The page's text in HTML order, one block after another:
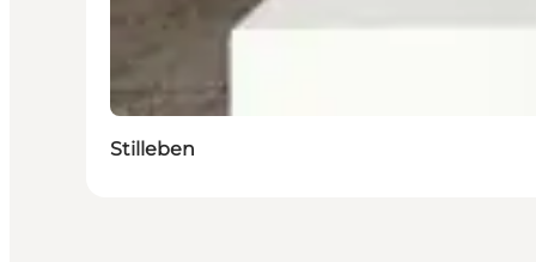
Stilleben